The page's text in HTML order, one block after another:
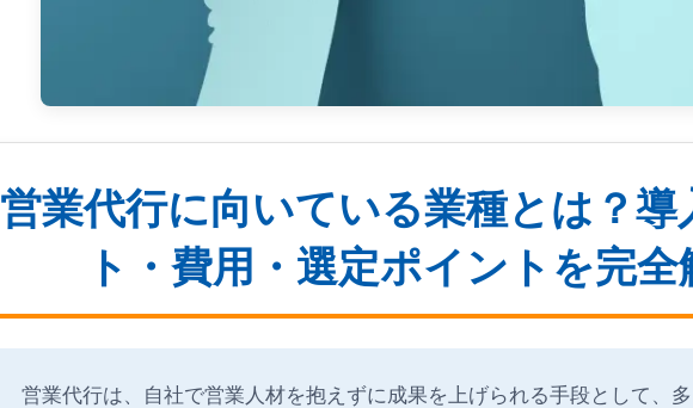
営業代行に向いている業種とは？導
ト・費用・選定ポイントを完全
営業代行は、自社で営業人材を抱えずに成果を上げられる手段として、